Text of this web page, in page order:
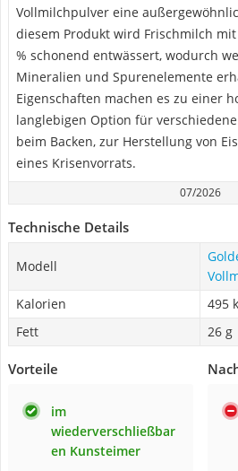
Vollmilchpulver eine
diesem Produkt wird Frischmilch
% schonend entwässert, wodurch
Mineralien und Spurenelemente
Eigenschaften machen es zu einer
langlebigen Option für
beim Backen, zur Herstellung von
eines Krisenvorrats.
07/2026
Technische Details
Modell
Kalorien
495
Fett
26 g
Vorteile
im
wiederverschließbar
en Kunsteimer